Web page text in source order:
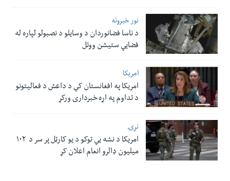
نور خبرونه
د ناسا فضانوردان د وسایلو د نصبولو لپاره له
فضایي ستیشن ووتل
امریکا
امریکا په افغانستان کې د داعش د فعالیتونو
د تداوم په اړه خبرداری ورکړ
نړۍ
امریکا د نشه یي توکو د یو کارټل پر سر د ۱۰۲
میلیون ډالرو انعام اعلان کړ